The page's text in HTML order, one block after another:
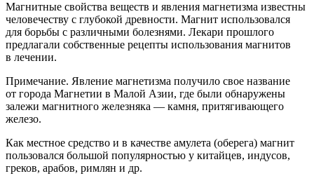
Магнитные свойства веществ и явления магнетизма известны
человечеству с глубокой древности. Магнит использовался
для борьбы с различными болезнями. Лекари прошлого
предлагали собственные рецепты использования магнитов
в лечении.
Примечание. Явление магнетизма получило свое название
от города Магнетии в Малой Азии, где были обнаружены
залежи магнитного железняка — камня, притягивающего
железо.
Как местное средство и в качестве амулета (оберега) магнит
пользовался большой популярностью у китайцев, индусов,
греков, арабов, римлян и др.